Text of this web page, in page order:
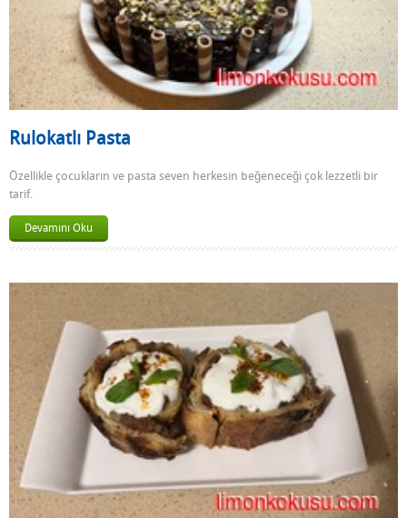
Rulokatlı Pasta
Özellikle çocukların ve pasta seven herkesin beğeneceği çok lezzetli bir
tarif.
Devamını Oku